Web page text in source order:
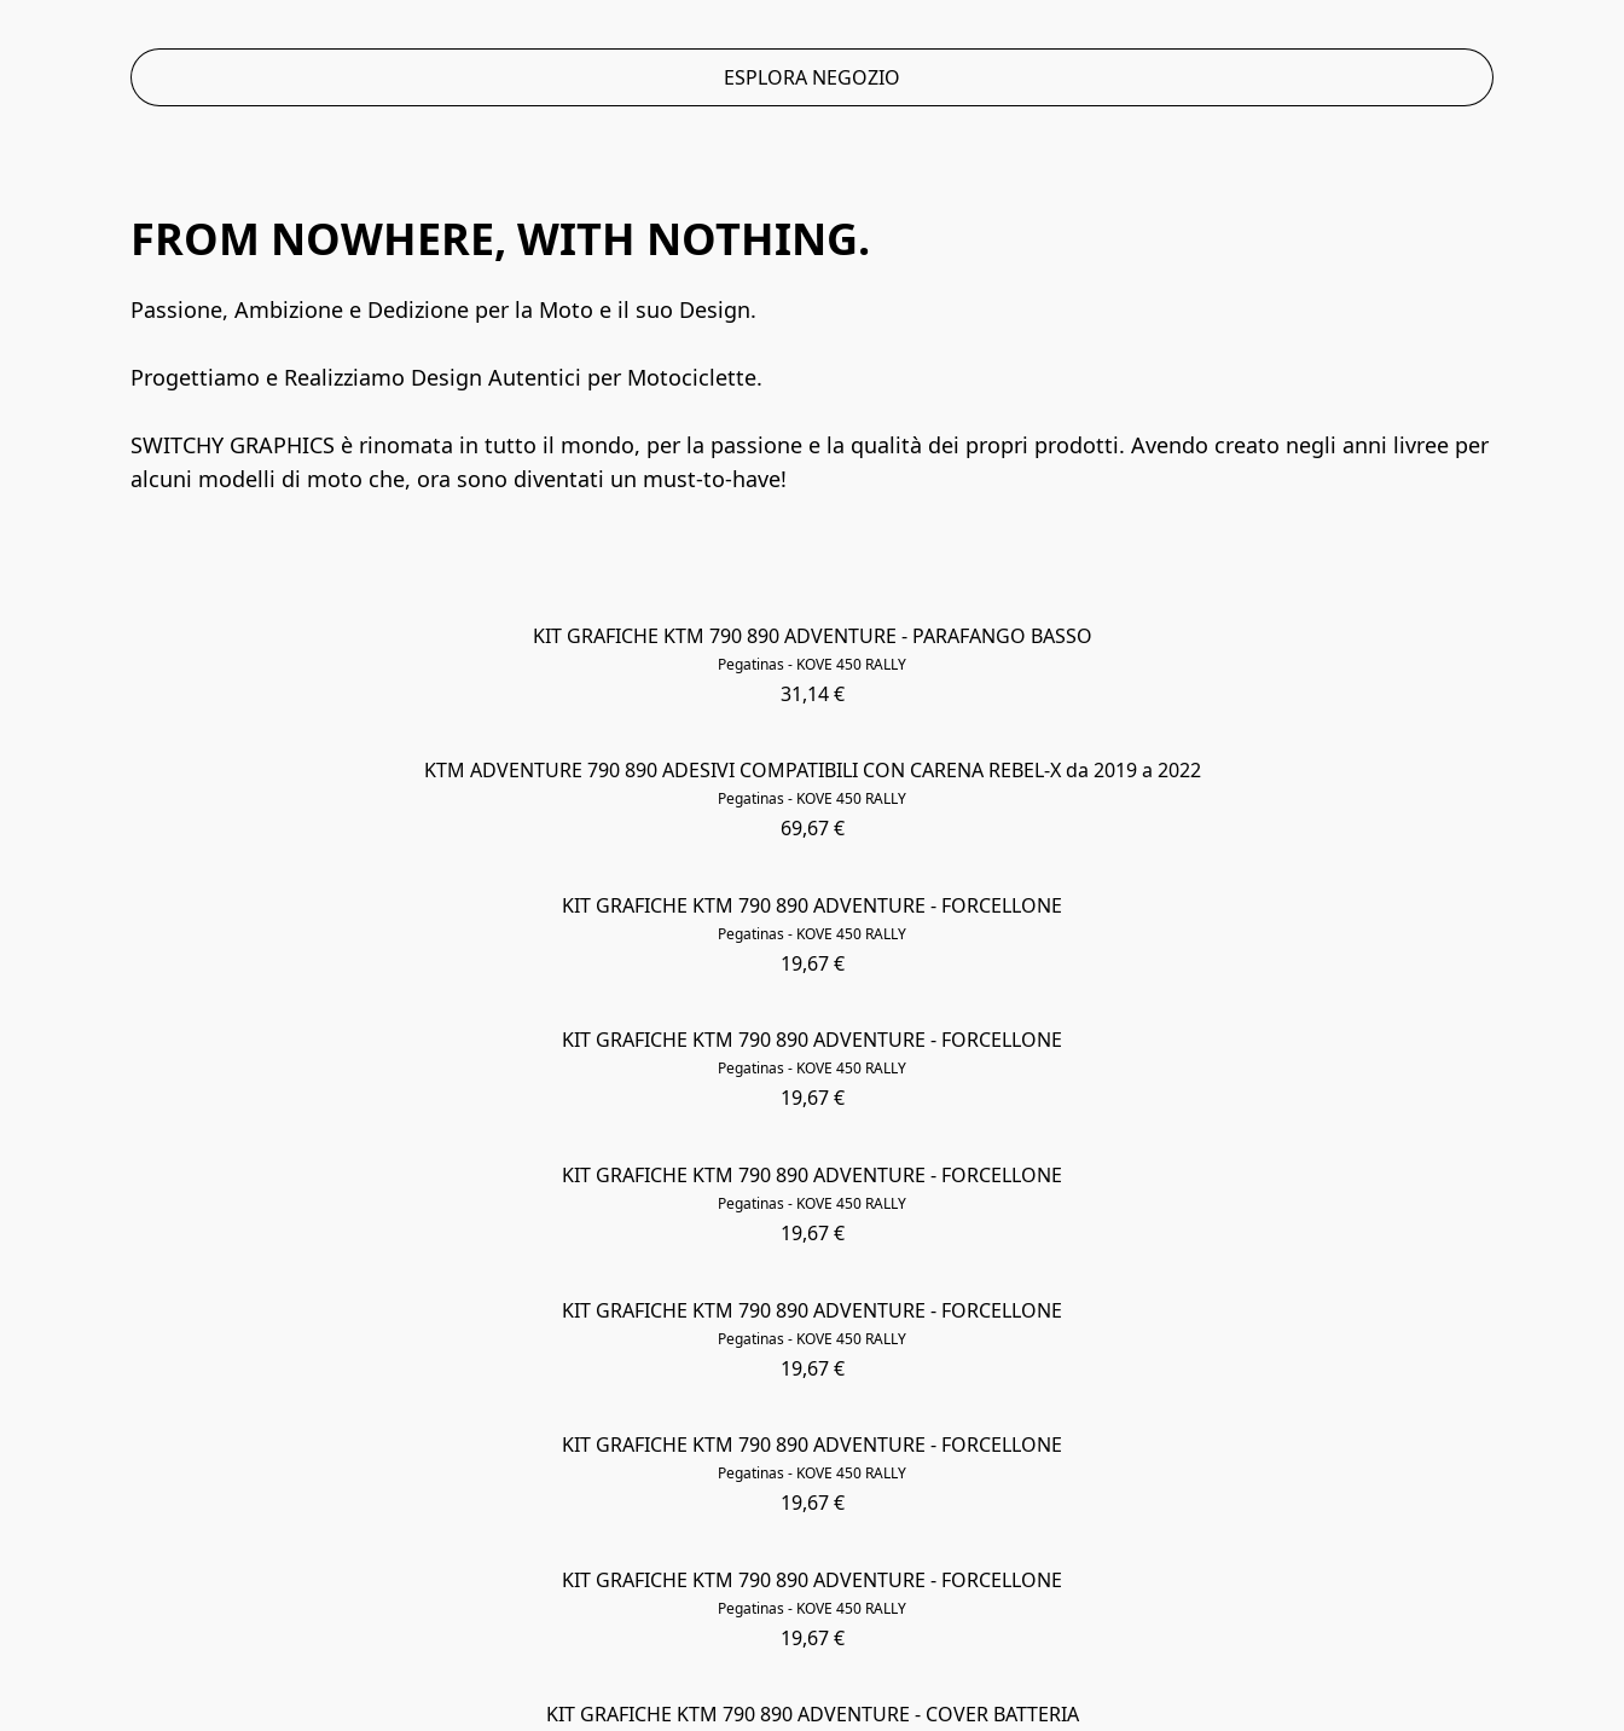
ESPLORA NEGOZIO
FROM NOWHERE, WITH NOTHING.
Passione, Ambizione e Dedizione per la Moto e il suo Design.
Progettiamo e Realizziamo Design Autentici per Motociclette.
SWITCHY GRAPHICS è rinomata in tutto il mondo, per la passione e la qualità dei propri prodotti. Avendo creato negli anni livree per
alcuni modelli di moto che, ora sono diventati un must-to-have!
KIT GRAFICHE KTM 790 890 ADVENTURE - PARAFANGO BASSO
Pegatinas - KOVE 450 RALLY
31,14 €
KTM ADVENTURE 790 890 ADESIVI COMPATIBILI CON CARENA REBEL-X da 2019 a 2022
Pegatinas - KOVE 450 RALLY
69,67 €
KIT GRAFICHE KTM 790 890 ADVENTURE - FORCELLONE
Pegatinas - KOVE 450 RALLY
19,67 €
KIT GRAFICHE KTM 790 890 ADVENTURE - FORCELLONE
Pegatinas - KOVE 450 RALLY
19,67 €
KIT GRAFICHE KTM 790 890 ADVENTURE - FORCELLONE
Pegatinas - KOVE 450 RALLY
19,67 €
KIT GRAFICHE KTM 790 890 ADVENTURE - FORCELLONE
Pegatinas - KOVE 450 RALLY
19,67 €
KIT GRAFICHE KTM 790 890 ADVENTURE - FORCELLONE
Pegatinas - KOVE 450 RALLY
19,67 €
KIT GRAFICHE KTM 790 890 ADVENTURE - FORCELLONE
Pegatinas - KOVE 450 RALLY
19,67 €
KIT GRAFICHE KTM 790 890 ADVENTURE - COVER BATTERIA